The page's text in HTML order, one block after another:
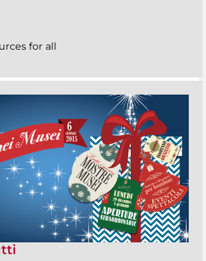
for all